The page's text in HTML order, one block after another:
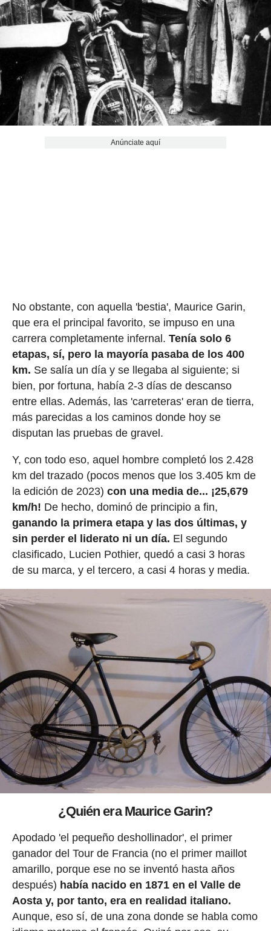
Anúnciate aquí
No obstante, con aquella 'bestia', Maurice Garin,
que era el principal favorito, se impuso en una
carrera completamente infernal. Tenía solo 6
etapas, sí, pero la mayoría pasaba de los 400
km. Se salía un día y se llegaba al siguiente; si
bien, por fortuna, había 2-3 días de descanso
entre ellas. Además, las 'carreteras' eran de tierra,
más parecidas a los caminos donde hoy se
disputan las pruebas de gravel.
Y, con todo eso, aquel hombre completó los 2.428
km del trazado (pocos menos que los 3.405 km de
la edición de 2023) con una media de... ¡25,679
km/h! De hecho, dominó de principio a fin,
ganando la primera etapa y las dos últimas, y
sin perder el liderato ni un día. El segundo
clasificado, Lucien Pothier, quedó a casi 3 horas
de su marca, y el tercero, a casi 4 horas y media.
¿Quién era Maurice Garin?
Apodado 'el pequeño deshollinador', el primer
ganador del Tour de Francia (no el primer maillot
amarillo, porque ese no se inventó hasta años
después) había nacido en 1871 en el Valle de
Aosta y, por tanto, era en realidad italiano.
Aunque, eso sí, de una zona donde se habla como